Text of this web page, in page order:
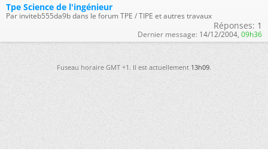
Tpe Science de l'ingénieur
Par inviteb555da9b dans le forum TPE / TIPE et autres travaux
Réponses: 1
Dernier message: 14/12/2004, 09h36
Fuseau horaire GMT +1. Il est actuellement13h09.